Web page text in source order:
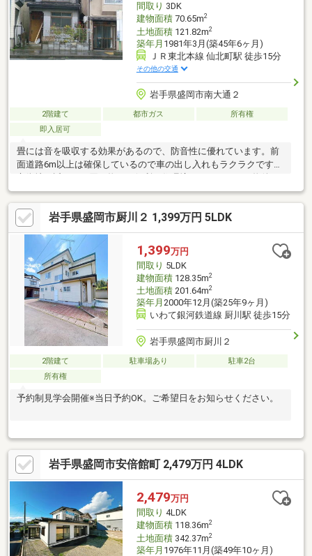
間取り 3DK
建物面積70.65m2
土地面積121.82m2
築年月 1981年3月(築45年6ヶ月)
ＪＲ東北本線 仙北町駅 徒歩15分
その他の交通
岩手県盛岡市南大通２
2階建て 都市ガス
所有権
即入居可
畳には音を吸収する効果があるので、防音性に優れています。前
面道路6m以上は確保しているので車の出し入れもラクラクです。
中古戸建物件です。物件価格1150万円の物件で、経済的な圧迫の
無い生活を実現。この物件はダイニングキッチン付きの3DKで
す。お忙しい方にお勧めなのが、こちらの即引渡し可の物件で
す。
岩手県盛岡市厨川２ 1,399万円 5LDK
1,399万円
間取り 5LDK
建物面積128.35m2
土地面積201.64m2
築年月 2000年12月(築25年9ヶ月)
いわて銀河鉄道線 厨川駅 徒歩15分
岩手県盛岡市厨川２
2階建て 駐車場あり
駐車2台
所有権
予約制見学会開催※当日予約OK。ご希望日をお知らせください。
岩手県盛岡市安倍館町 2,479万円 4LDK
2,479万円
間取り 4LDK
建物面積118.36m2
土地面積342.37m2
築年月 1976年11月(築49年10ヶ月)